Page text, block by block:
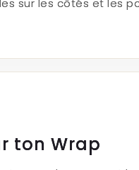
sur les côtés et les
ton Wrap